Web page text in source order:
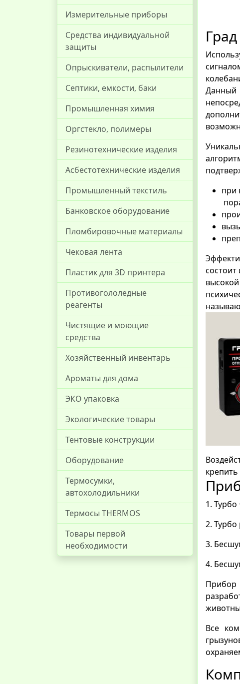
Измерительные приборы
Средства индивидуальной
защиты
Опрыскиватели, распылители
Септики, емкости, баки
Промышленная химия
Оргстекло, полимеры
Резинотехнические изделия
Асбестотехнические изделия
Промышленный текстиль
Банковское оборудование
Пломбировочные материалы
Чековая лента
Пластик для 3D принтера
Противогололедные
реагенты
Чистящие и моющие
средства
Хозяйственный инвентарь
Ароматы для дома
ЭКО упаковка
Экологические товары
Тентовые конструкции
Оборудование
Термосумки,
автохолодильники
Термосы THERMOS
Товары первой
необходимости
Данный
при
состоит
крепить
1.
2.
3.
4.
Прибор
Все